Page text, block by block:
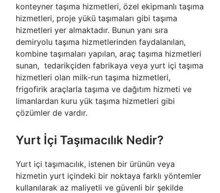
konteyner taşıma hizmetleri, özel ekipmanlı taşıma
hizmetleri, proje yükü taşımaları gibi taşıma
hizmetleri yer almaktadır. Bunun yanı sıra
demiryolu taşıma hizmetlerinden faydalanılan,
kombine taşımaları yapılan, araç taşıma hizmetleri
sunan, tedarikçiden fabrikaya veya yurt içi taşıma
hizmetleri olan milk-run taşıma hizmetleri,
frigofirik araçlarla taşıma ve dağıtım hizmeti ve
limanlardan kuru yük taşıma hizmetleri gibi
çözümler de vardır.
Yurt İçi Taşımacılık Nedir?
Yurt içi taşımacılık, istenen bir ürünün veya
hizmetin yurt içindeki bir noktaya farklı yöntemler
kullanılarak az maliyetli ve güvenli bir şekilde